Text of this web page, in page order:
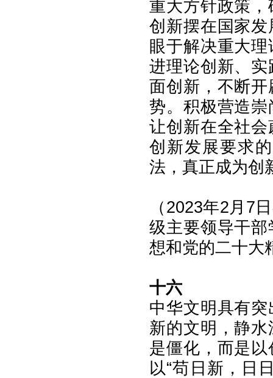
重大方针政策
创新摆在国家
眼于解决重大
进理论创新、
面创新，不断
势。积极营造
让创新在全社
创新发展要求
法，真正成为创
（2023年2月7
级主要领导干
想和党的二十大
十六
中华文明具有
新的文明，静
是僵化，而是
以“苟日新，日